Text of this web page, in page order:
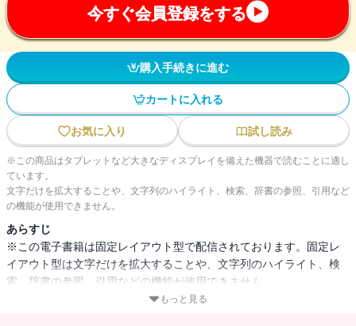
今すぐ会員登録をする
購入手続きに進む
カートに入れる
お気に入り 試し読み
※この商品はタブレットなど大きなディスプレイを備えた機器で読むことに適し
ています。
文字だけを拡大することや、文字列のハイライト、検索、辞書の参照、引用など
の機能が使用できません。
あらすじ
※この電子書籍は固定レイアウト型で配信されております。固定レ
イアウト型は文字だけを拡大することや、文字列のハイライト、検
索、辞書の参照、引用などの機能が使用できません。
もっと見る